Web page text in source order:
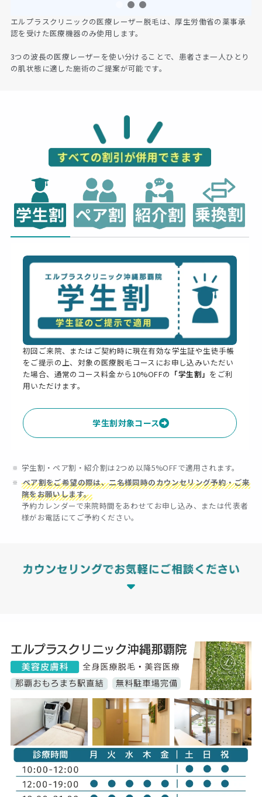
エルプラスクリニックの医療レーザー脱毛は、厚生労働省の薬事承
認を受けた医療機器のみ使用します。
3つの波長の医療レーザーを使い分けることで、患者さま一人ひとり
の肌状態に適した施術のご提案が可能です。
初回ご来院、またはご契約時に現在有効な学生証や生徒手帳
をご提示の上、対象の医療脱毛コースにお申し込みいただい
た場合、通常のコース料金から10%OFFの 「学生割」 をご利
用いただけます。
学生割対象コース
学生割・ペア割・紹介割は2つめ以降5%OFFで適用されます。
ペア割をご希望の際は、二名様同時のカウンセリング予約・ご来
院をお願いします。
予約カレンダーで来院時間をあわせてお申し込み、または代表者
様がお電話にてご予約ください。